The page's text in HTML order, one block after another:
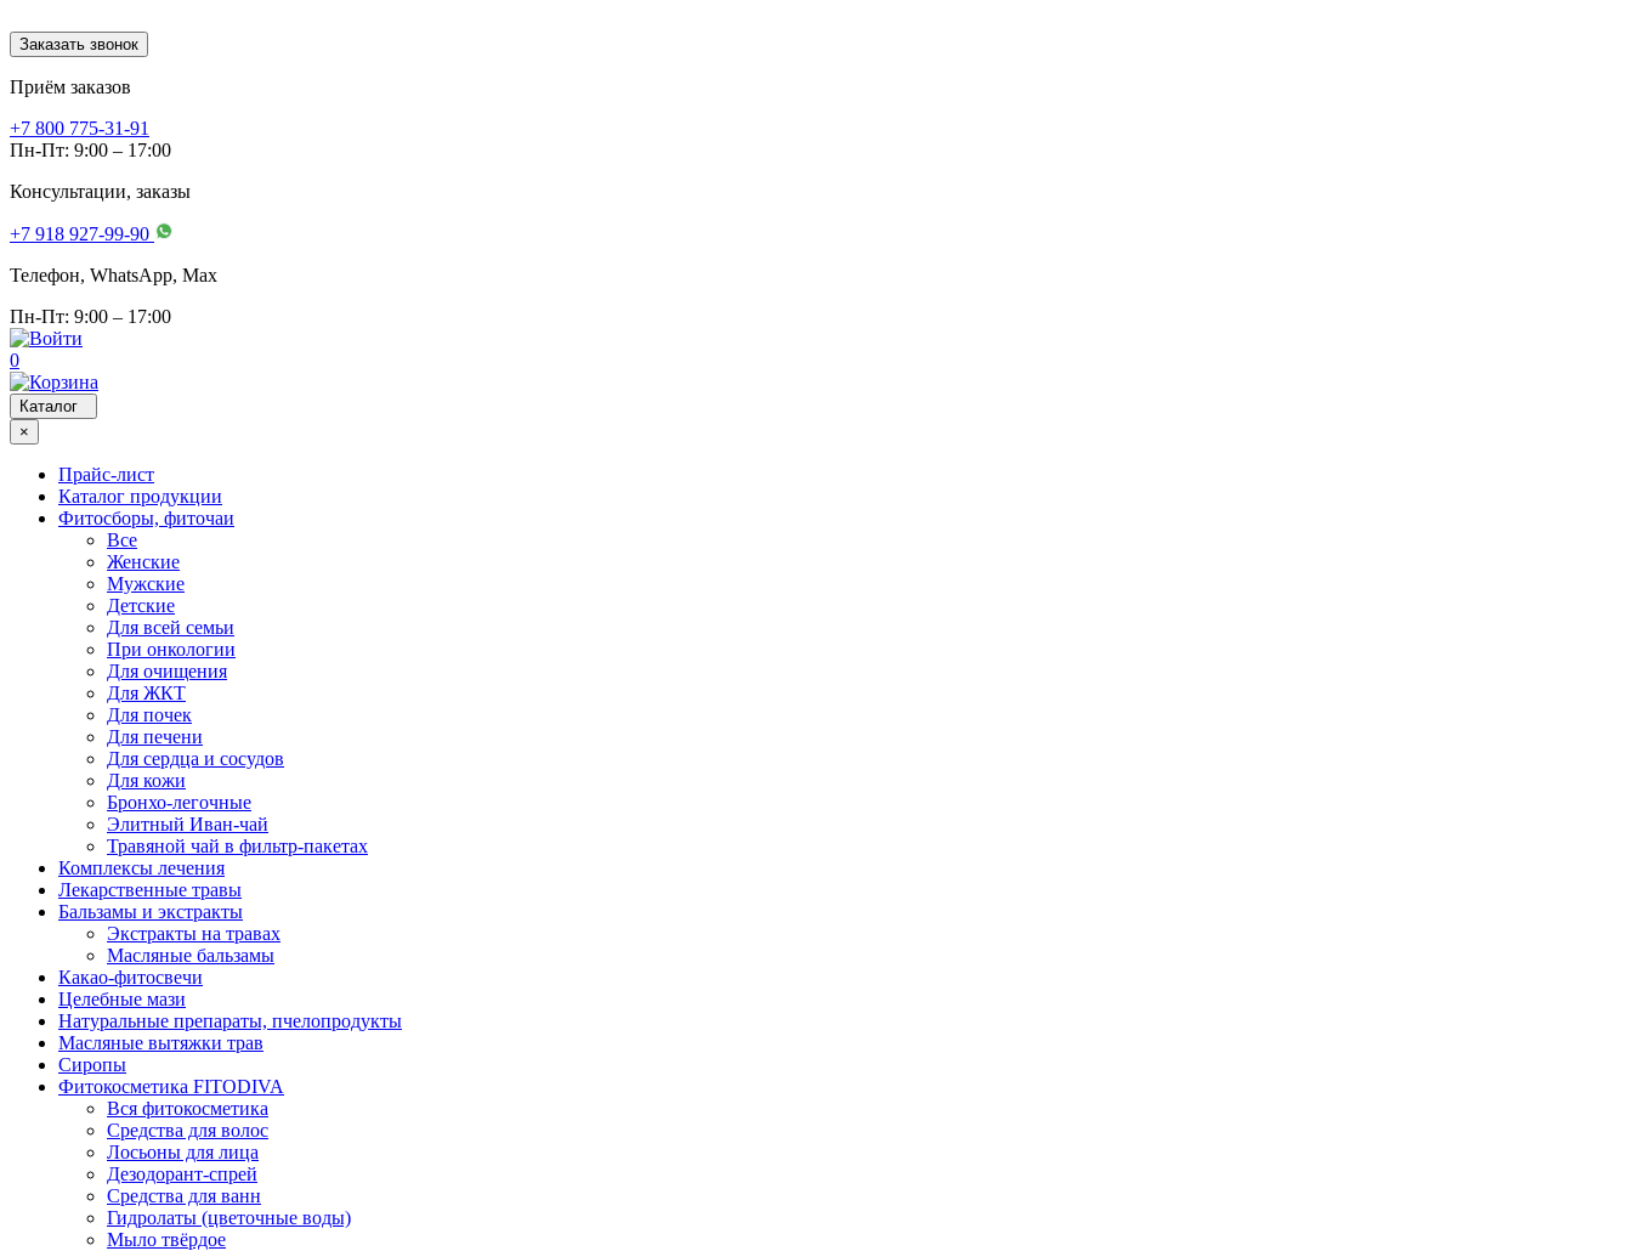
Заказать звонок
Приём заказов
+7 800 775-31-91
Пн-Пт: 9:00 – 17:00
Консультации, заказы
+7 918 927-99-90
Телефон, WhatsApp, Мах
Пн-Пт: 9:00 – 17:00
0
Каталог
×
Прайс-лист
Каталог продукции
Фитосборы, фиточаи
Все
Женские
Мужские
Детские
Для всей семьи
При онкологии
Для очищения
Для ЖКТ
Для почек
Для печени
Для сердца и сосудов
Для кожи
Бронхо-легочные
Элитный Иван-чай
Травяной чай в фильтр-пакетах
Комплексы лечения
Лекарственные травы
Бальзамы и экстракты
Экстракты на травах
Масляные бальзамы
Какао-фитосвечи
Целебные мази
Натуральные препараты, пчелопродукты
Масляные вытяжки трав
Сиропы
Фитокосметика FITODIVA
Вся фитокосметика
Средства для волос
Лосьоны для лица
Дезодорант-спрей
Средства для ванн
Гидролаты (цветочные воды)
Мыло твёрдое